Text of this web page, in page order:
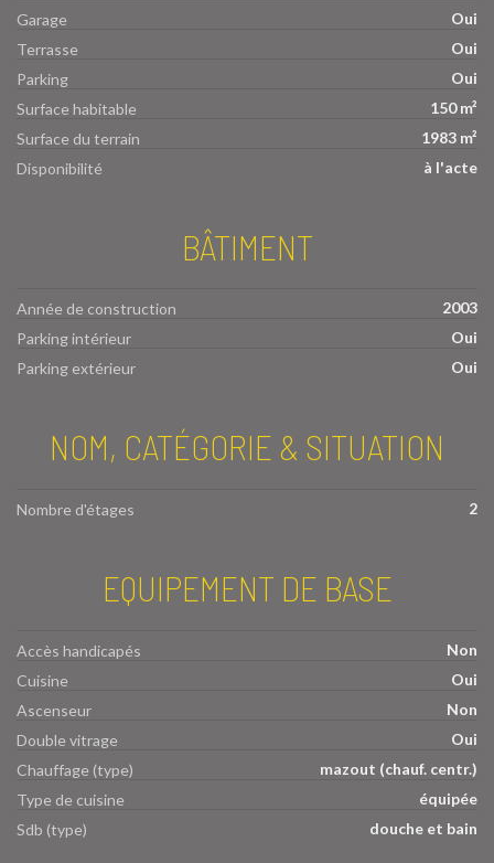
Garage
Oui
Terrasse
Oui
Parking
Oui
Surface habitable
150 m²
Surface du terrain
1983 m²
Disponibilité
à l'acte
BÂTIMENT
Année de construction
2003
Parking intérieur
Oui
Parking extérieur
Oui
NOM, CATÉGORIE & SITUATION
Nombre d'étages 2
EQUIPEMENT DE BASE
Accès handicapés
Non
Cuisine
Oui
Ascenseur
Non
Double vitrage
Oui
Chauffage (type)
mazout (chauf. centr.)
Type de cuisine
équipée
Sdb (type)
douche et bain